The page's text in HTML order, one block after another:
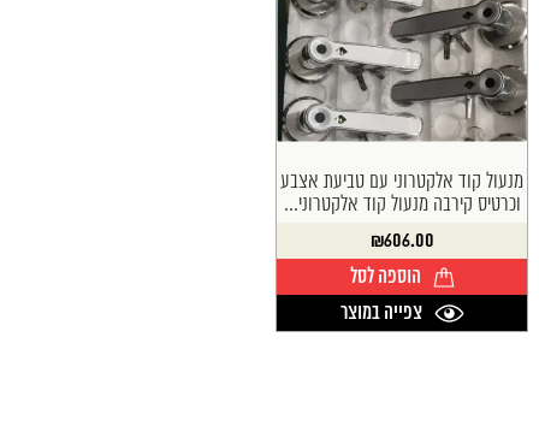
מנעול קוד אלקטרוני עם טביעת אצבע
וכרטיס קירבה מנעול קוד אלקטרוני...
₪606.00
הוספה לסל
צפייה במוצר